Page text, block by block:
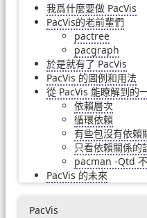
我爲什麼要做 PacVis
PacVis的老前輩們
pactree
pacgraph
於是就有了 PacVis
PacVis 的圖例和用法
從 PacVis 能瞭解到的
依賴層次
循環依賴
有些包沒有依賴
只看依賴關係
pacman -Qtd
PacVis 的未來
PacVis